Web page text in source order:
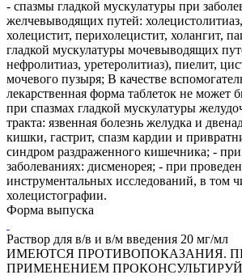
- спазмы гладкой мускулатуры при
желчевыводящих путей:
холецистит, перихолецистит, холангит,
гладкой мускулатуры мочевыводящих
нефролитиаз, уретеролитиаз), пиелит,
мочевого пузыря; В качестве
лекарственная форма таблеток не может
при спазмах гладкой мускулатуры
тракта: язвенная болезнь желудка и
кишки, гастрит, спазм кардии и
синдром раздраженного кишечника; -
заболеваниях: дисменорея; - при
инструментальных исследований, в том
холецистографии.
Форма выпуска
Раствор для в/в и в/м введения 20 мг/мл
ИМЕЮТСЯ ПРОТИВОПОКАЗАНИЯ.
ПРИМЕНЕНИЕМ